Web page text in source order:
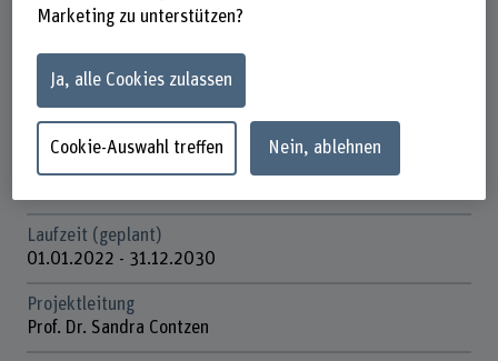
Agronomie
Agrarwirtschaft und Agrarsoziologie
Förderorganisation
Laufzeit (geplant)
01.01.2022 - 31.12.2030
Projektleitung
Prof. Dr. Sandra Contzen
Marketing zu unterstützen?
Ja, alle Cookies zulassen
Cookie-Auswahl treffen Nein, ablehnen